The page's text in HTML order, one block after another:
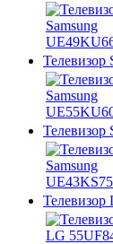
Телевизор
Телевизор
Телевизор